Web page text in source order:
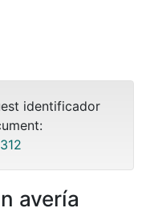
identificador
avería